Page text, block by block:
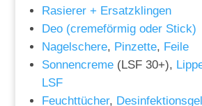
Rasierer + Ersatzklingen
Deo (cremeförmig oder Stick)
Nagelschere, Pinzette, Feile
Sonnencreme(LSF 30+),
LSF
Feuchttücher, Desinfektionsgel